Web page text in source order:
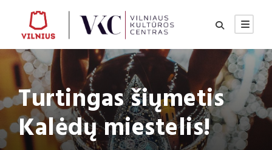
Turtingas šiųmetis
Kalėdų miestelis!